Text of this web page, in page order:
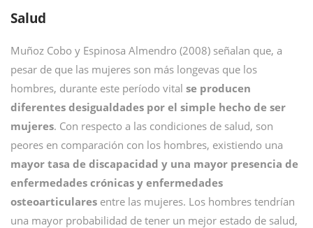
Salud
Muñoz Cobo y Espinosa Almendro (2008) señalan que, a
pesar de que las mujeres son más longevas que los
hombres, durante este período vital se producen
diferentes desigualdades por el simple hecho de ser
mujeres. Con respecto a las condiciones de salud, son
peores en comparación con los hombres, existiendo una
mayor tasa de discapacidad y una mayor presencia de
enfermedades crónicas y enfermedades
osteoarticulares entre las mujeres. Los hombres tendrían
una mayor probabilidad de tener un mejor estado de salud,